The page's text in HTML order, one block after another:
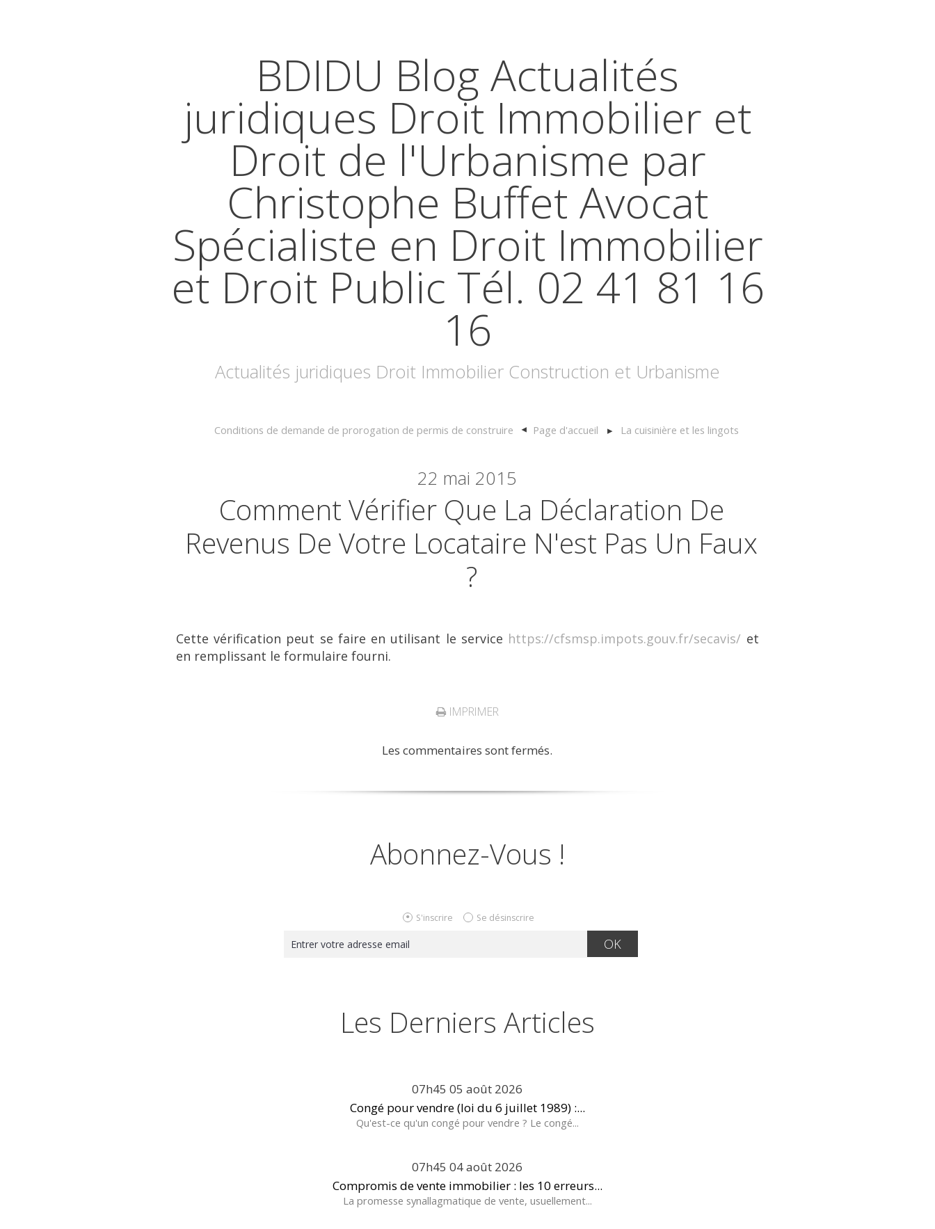
BDIDU Blog Actualités
juridiques Droit Immobilier et
Droit de l'Urbanisme par
Christophe Buffet Avocat
Spécialiste en Droit Immobilier
et Droit Public Tél. 02 41 81 16
16
Actualités juridiques Droit Immobilier Construction et Urbanisme
Conditions de demande de prorogation de permis de construire Page d'accueil La cuisinière et les lingots
22 mai 2015
Comment Vérifier Que La Déclaration De
Revenus De Votre Locataire N'est Pas Un Faux
?
Cette vérification peut se faire en utilisant le service https://cfsmsp.impots.gouv.fr/secavis/ et
en remplissant le formulaire fourni.
IMPRIMER
Les commentaires sont fermés.
Abonnez-Vous !
S'inscrire Se désinscrire
Les Derniers Articles
07h45 05 août 2026
Congé pour vendre (loi du 6 juillet 1989) :...
Qu'est-ce qu'un congé pour vendre ? Le congé...
07h45 04août 2026
Compromis de vente immobilier : les 10 erreurs...
La promesse synallagmatique de vente, usuellement...